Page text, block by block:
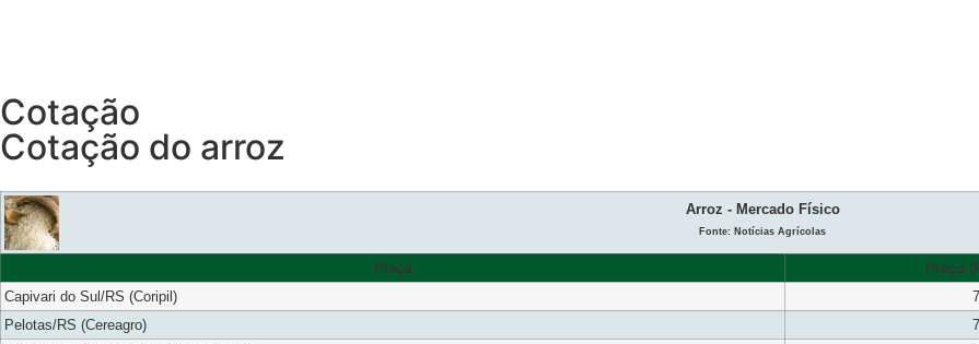
Cotação
Cotação do arroz
Arroz - Mercado Físico
Fonte: Notícias Agrícolas
Praça Preço
Capivari do Sul/RS (Coripil)
Pelotas/RS (Cereagro)